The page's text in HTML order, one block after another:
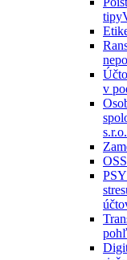
tipy
v
s.r.o.